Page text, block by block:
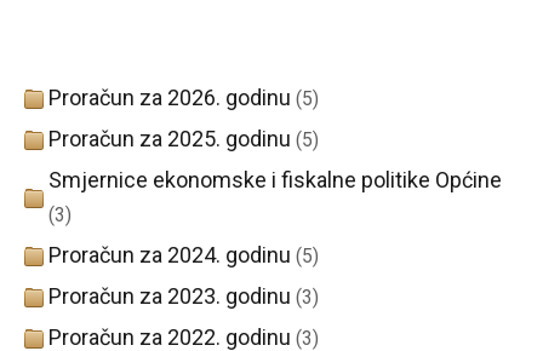
Proračun za 2026. godinu (5)
Proračun za 2025. godinu (5)
Smjernice ekonomske i fiskalne politike Općine
(3)
Proračun za 2024. godinu (5)
Proračun za 2023. godinu (3)
Proračun za 2022. godinu (3)